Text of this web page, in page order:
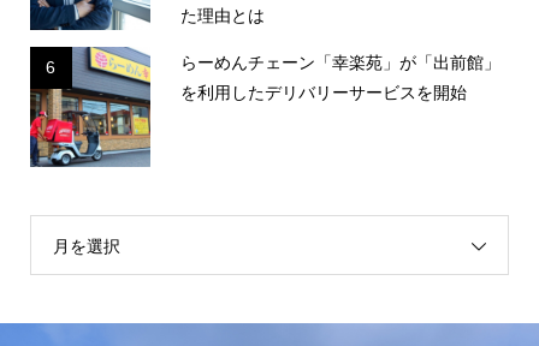
た理由とは
6
らーめんチェーン「幸楽苑」が「出前館」
を利用したデリバリーサービスを開始
月を選択